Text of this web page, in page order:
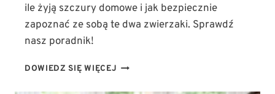
ile żyją szczury domowe i jak bezpiecznie
zapoznać ze sobą te dwa zwierzaki. Sprawdź
nasz poradnik!
DOWIEDZ SIĘ WIĘCEJ PIES